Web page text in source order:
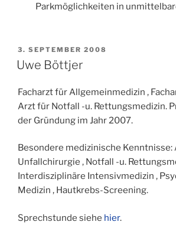
Parkmöglichkeiten in
VERÖFFENTLICHT
AM
3. SEPTEMBER 2008
Uwe Böttjer
Facharzt für Allgemeinmedizin ,
Arzt für Notfall -u. Rettungsmedizin.
der Gründung im Jahr 2007.
Besondere medizinische Kenntnisse:
Unfallchirurgie , Notfall -u.
Interdisziplinäre Intensivmedizin ,
Medizin , Hautkrebs-Screening.
Sprechstunde siehe hier.